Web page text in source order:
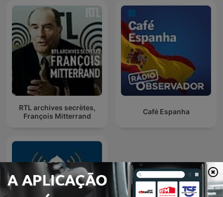
RTL archives secrètes,
François Mitterrand
Café Espanha